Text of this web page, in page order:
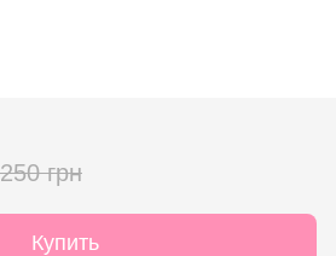
грн
Купить